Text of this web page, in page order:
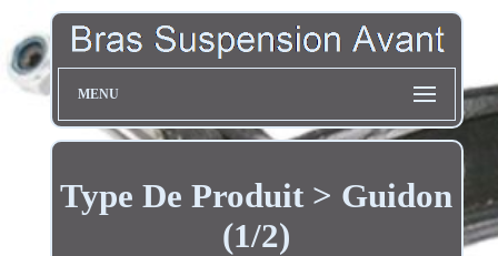
MENU
Type De Produit > Guidon
(1/2)